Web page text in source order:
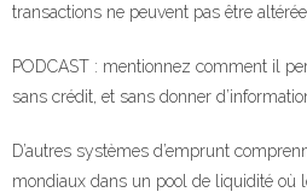
transactions ne peuvent pas être
PODCAST : mentionnez comment il
sans crédit, et sans donner
D’autres systèmes d’emprunt
mondiaux dans un pool de liquidité où